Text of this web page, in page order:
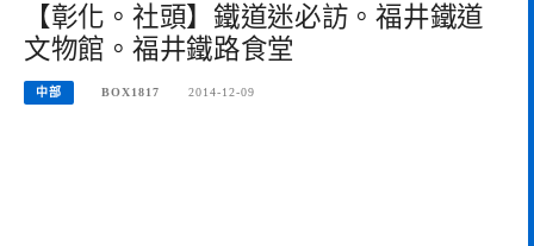
【彰化。社頭】鐵道迷必訪。福井鐵道
文物館。福井鐵路食堂
中部 BOX1817 2014-12-09